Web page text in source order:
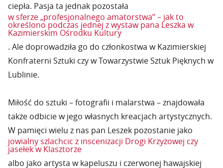
ciepła. Pasja ta jednak pozostała
w sferze „profesjonalnego amatorstwa” – jak to
określono podczas jednej z wystaw pana Leszka w
Kazimierskim Ośrodku Kultury
. Ale doprowadziła go do członkostwa w Kazimierskiej
Konfraterni Sztuki czy w Towarzystwie Sztuk Pięknych w
Lublinie.
Miłość do sztuki – fotografii i malarstwa – znajdowała
także odbicie w jego własnych kreacjach artystycznych.
W pamięci wielu z nas pan Leszek pozostanie jako
jowialny szlachcic z inscenizacji Drogi Krzyżowej czy
jasełek w Klasztorze
albo jako artysta w kapeluszu i czerwonej hawajskiej